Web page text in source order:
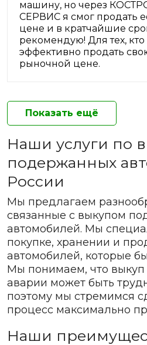
машину, но через
СЕРВИС я смог продать
цене и в кратчайшие
рекомендую! Для тех, кто
эффективно продать
рыночной цене.
Показать ещё
Наши услуги по
подержанных
России
Мы предлагаем
связанные с выкупом
автомобилей. Мы
покупке, хранении и
автомобилей, которые
Мы понимаем, что выкуп
аварии может быть
поэтому мы стремимся
процесс максимально
Наши